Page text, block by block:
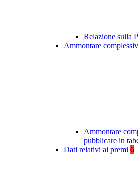
Relazione sulla
Ammontare
Ammontare
pubblicare in
Dati relativi ai premi 6